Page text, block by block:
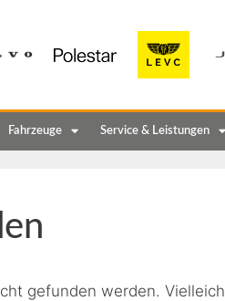
Fahrzeuge Service & Leistungen
gefunden werden.